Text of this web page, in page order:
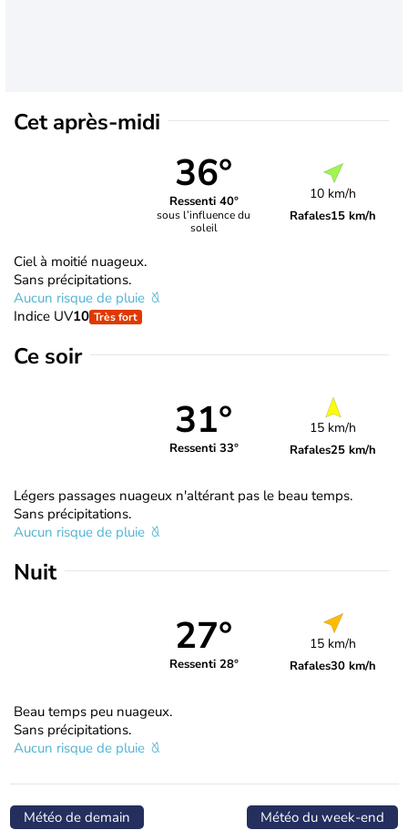
Cet après-midi
36°
Ressenti 40°
sous l’influence du
soleil
10 km/h
Rafales15 km/h
Ciel à moitié nuageux.
Sans précipitations.
Aucun risque de pluie
Indice UV10 Très fort
Ce soir
31°
Ressenti 33°
15 km/h
Rafales25 km/h
Légers passages nuageux n'altérant pas le beau temps.
Sans précipitations.
Aucun risque de pluie
Nuit
27°
Ressenti 28°
15 km/h
Rafales30 km/h
Beau temps peu nuageux.
Sans précipitations.
Aucun risque de pluie
Météo de demain Météo du week-end